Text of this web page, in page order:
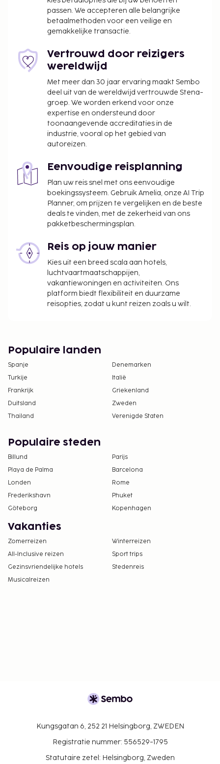
boekingsbevestiging.
Gasten kunnen een mobiel apparaat gebruiken
voor toegang tot de kamer.
passen. We accepteren alle belangrijke
betaalmethoden voor een veilige en
gemakkelijke transactie.
Vertrouwd door reizigers
wereldwijd
Met meer dan 30 jaar ervaring maakt Sembo
deel uit van de wereldwijd vertrouwde Stena-
groep. We worden erkend voor onze
expertise en ondersteund door
toonaangevende accreditaties in de
industrie, vooral op het gebied van
autoreizen.
Eenvoudige reisplanning
Plan uw reis snel met ons eenvoudige
boekingssysteem. Gebruik Amelia, onze AI Trip
Planner, om prijzen te vergelijken en de beste
deals te vinden, met de zekerheid van ons
pakketbeschermingsplan.
Reis op jouw manier
Kies uit een breed scala aan hotels,
luchtvaartmaatschappijen,
vakantiewoningen en activiteiten. Ons
platform biedt flexibiliteit en duurzame
reisopties, zodat u kunt reizen zoals u wilt.
Populaire landen
Spanje
Denemarken
Turkije
Italië
Frankrijk
Griekenland
Duitsland
Zweden
Thailand
Verenigde Staten
Populaire steden
Billund
Parijs
Playa de Palma
Barcelona
Londen
Rome
Frederikshavn
Phuket
Göteborg
Kopenhagen
Vakanties
Zomerreizen
Winterreizen
All-Inclusive reizen
Sport trips
Gezinsvriendelijke hotels
Stedenreis
Musicalreizen
Kungsgatan 6, 252 21 Helsingborg, ZWEDEN
Registratie nummer: 556529-1795
Statutaire zetel: Helsingborg, Zweden